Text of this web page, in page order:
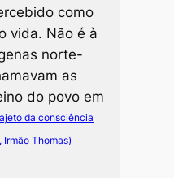
como
vida. Não é à
norte-
as
do povo em
da consciência
Irmão Thomas)